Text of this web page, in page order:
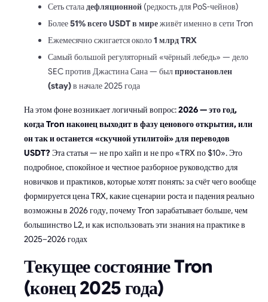
Сеть сталадефляционной (редкость для PoS-чейнов)
Более51% всего USDT в миреживёт именно в сети Tron
Ежемесячно сжигается около1 млрд TRX
Самый большой регуляторный «чёрный лебедь» — дело
SEC против Джастина Сана — былприостановлен
(stay)в начале 2025 года
На этом фоне возникает логичный вопрос:2026 — это год,
когда Tron наконец выходит в фазу ценового открытия, или
он так и останется «скучной утилитой» для переводов
USDT?Эта статья — не про хайп и не про «TRX по $10». Это
подробное, спокойное и честное разборное руководство для
новичков и практиков, которые хотят понять: за счёт чего вообще
формируется цена TRX, какие сценарии роста и падения реально
возможны в 2026 году, почему Tron зарабатывает больше, чем
большинство L2, и как использовать эти знания на практике в
2025–2026 годах
Текущее состояние Tron
(конец 2025 года)